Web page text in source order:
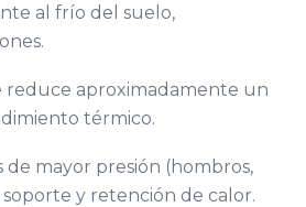
al frío del suelo,
reduce aproximadamente un
térmico.
de mayor presión (hombros,
y retención de calor.